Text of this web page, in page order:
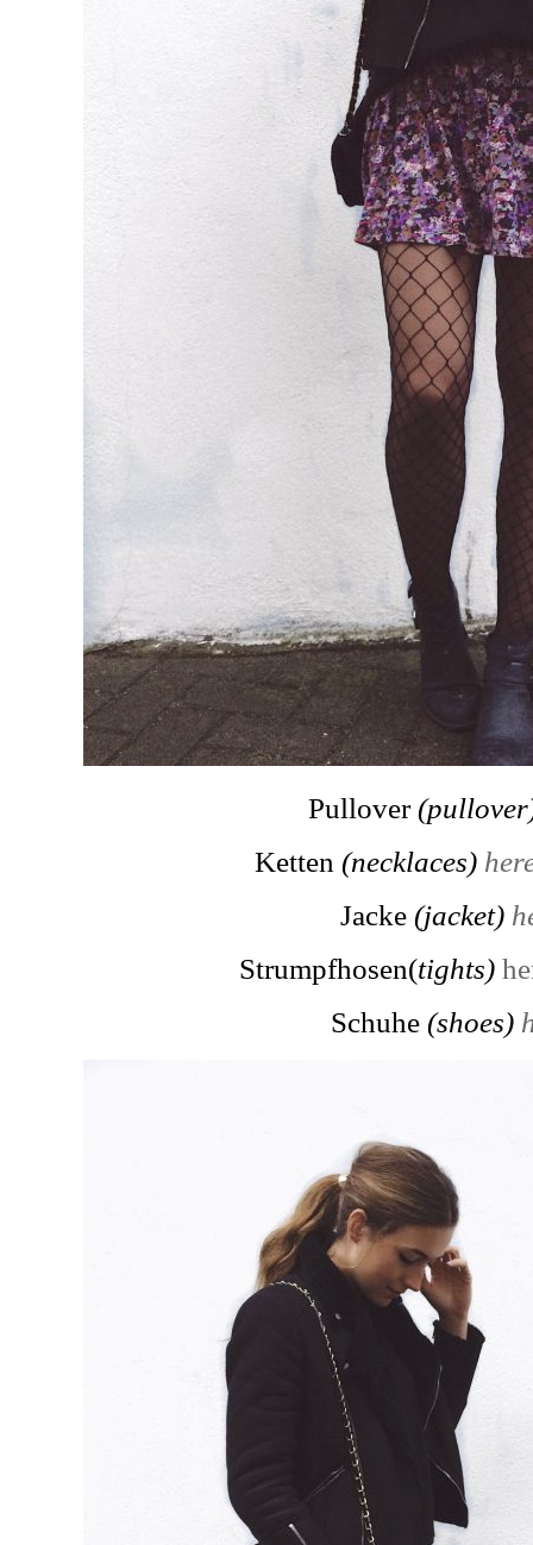
Pullover
Ketten (necklaces)
Jacke (jacket)
Strumpfhosen(tights)
Schuhe (shoes)